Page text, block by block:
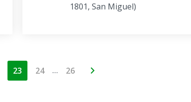
1801, San Miguel)
23 24 … 26